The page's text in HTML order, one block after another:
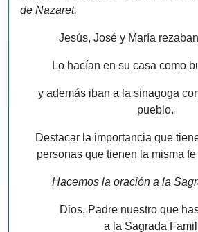
de Nazaret.
Jesús, José y María
Lo hacían en su casa como
y además iban a la sinagoga
pueblo.
Destacar la importancia que
personas que tienen la misma
Hacemos la oración a la
Dios, Padre nuestro que
a la Sagrada